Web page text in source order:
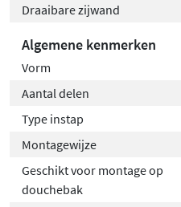
Draaibare zijwand
Algemene kenmerken
Vorm
Aantal delen
Type instap
Montagewijze
Geschikt voor montage op
douchebak